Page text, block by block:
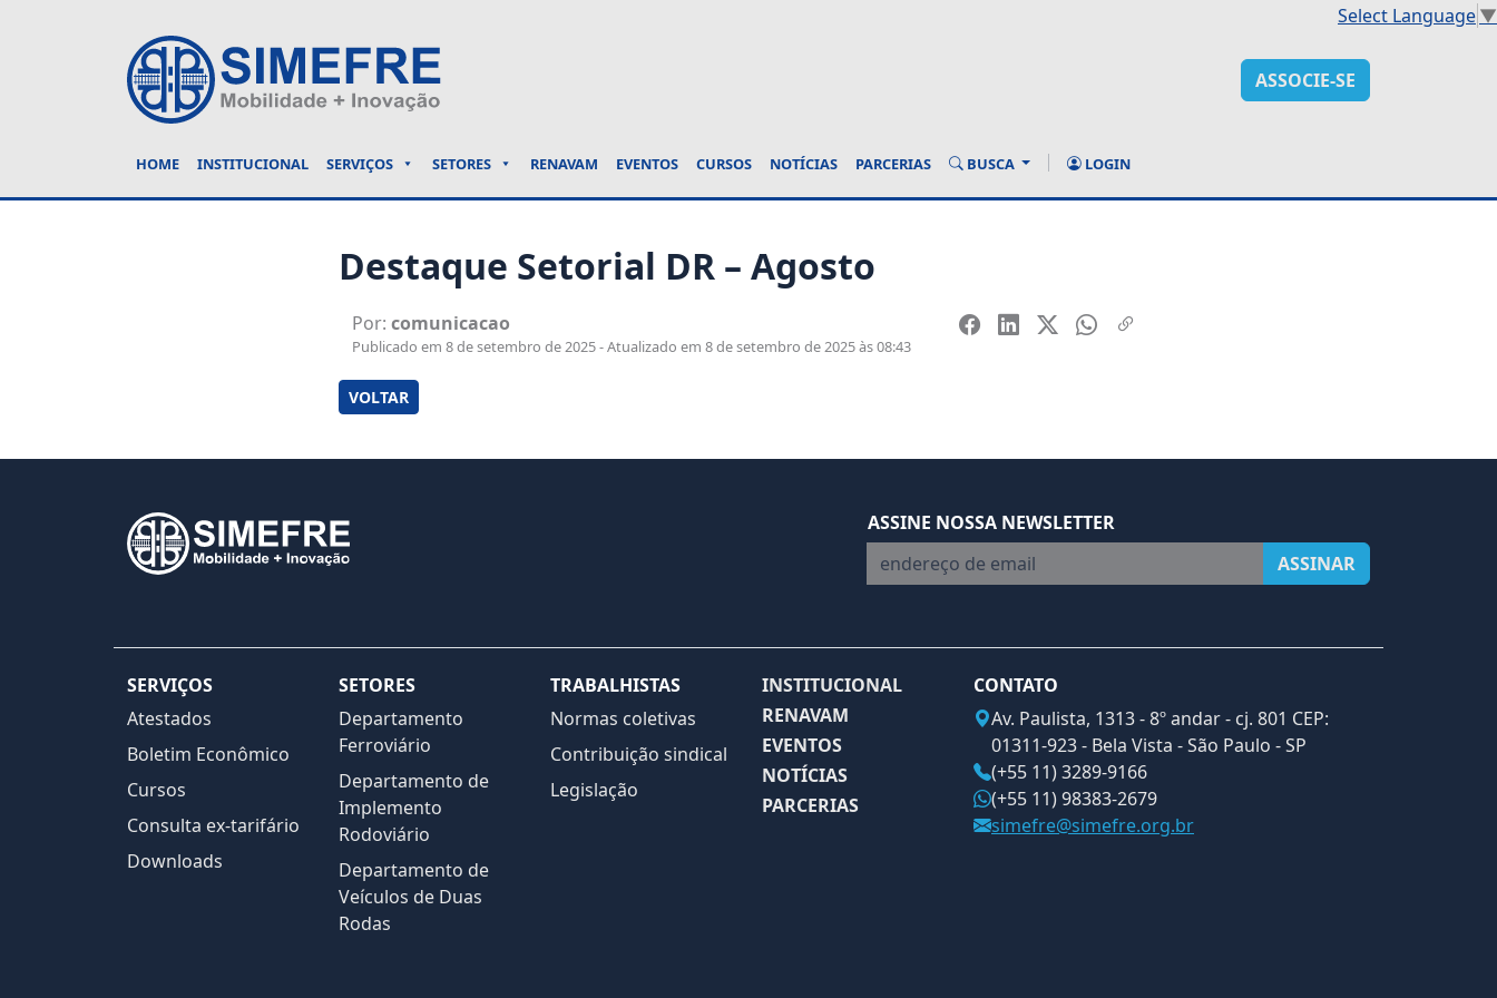
Select Language▼
ASSOCIE-SE
HOME INSTITUCIONAL SERVIÇOS SETORES RENAVAM EVENTOS CURSOS NOTÍCIAS PARCERIAS BUSCA LOGIN
Destaque Setorial DR – Agosto
Por: comunicacao
Publicado em 8 de setembro de 2025 - Atualizado em 8 de setembro de 2025 às 08:43
VOLTAR
ASSINE NOSSA NEWSLETTER
endereço de email
ASSINAR
SERVIÇOS
Atestados
Boletim Econômico
Cursos
Consulta ex-tarifário
Downloads
SETORES
Departamento
Ferroviário
Departamento de
Implemento
Rodoviário
Departamento de
Veículos de Duas
Rodas
TRABALHISTAS
Normas coletivas
Contribuição sindical
Legislação
INSTITUCIONAL
RENAVAM
EVENTOS
NOTÍCIAS
PARCERIAS
CONTATO
Av. Paulista, 1313 - 8º andar - cj. 801 CEP:
01311-923 - Bela Vista - São Paulo - SP
(+55 11) 3289-9166
(+55 11) 98383-2679
simefre@simefre.org.br